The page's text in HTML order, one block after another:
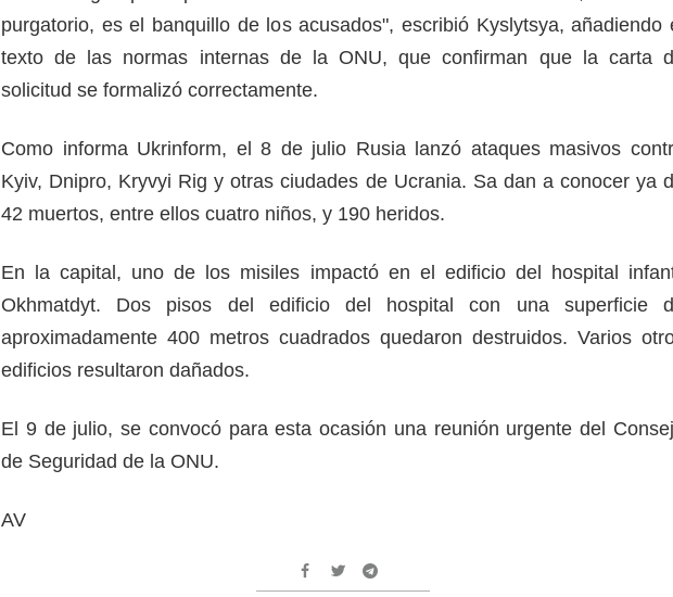
purgatorio, es el banquillo de los acusados", escribió Kyslytsya, añadiendo
texto de las normas internas de la ONU, que confirman que la carta
solicitud se formalizó correctamente.
Como informa Ukrinform, el 8 de julio Rusia lanzó ataques masivos
Kyiv, Dnipro, Kryvyi Rig y otras ciudades de Ucrania. Sa dan a conocer ya
42 muertos, entre ellos cuatro niños, y 190 heridos.
En la capital, uno de los misiles impactó en el edificio del hospital
Okhmatdyt. Dos pisos del edificio del hospital con una superficie
aproximadamente 400 metros cuadrados quedaron destruidos. Varios
edificios resultaron dañados.
El 9 de julio, se convocó para esta ocasión una reunión urgente del
de Seguridad de la ONU.
AV